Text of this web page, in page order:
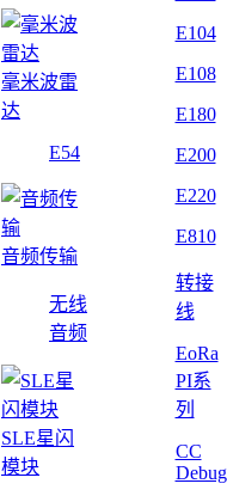
毫米波雷
达
E54
音频传输
无线
音频
SLE星闪
模块
E104
E108
E180
E200
E220
E810
转接
线
EoRa
PI系
列
CC